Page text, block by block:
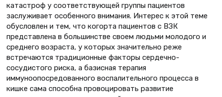
катастроф у соответствующей группы пациентов
заслуживает особенного внимания. Интерес к этой теме
обусловлен и тем, что когорта пациентов с ВЗК
представлена в большинстве своем людьми молодого и
среднего возраста, у которых значительно реже
встречаются традиционные факторы сердечно-
сосудистого риска, а базисная терапия
иммуноопосредованного воспалительного процесса в
кишке сама способна провоцировать развитие